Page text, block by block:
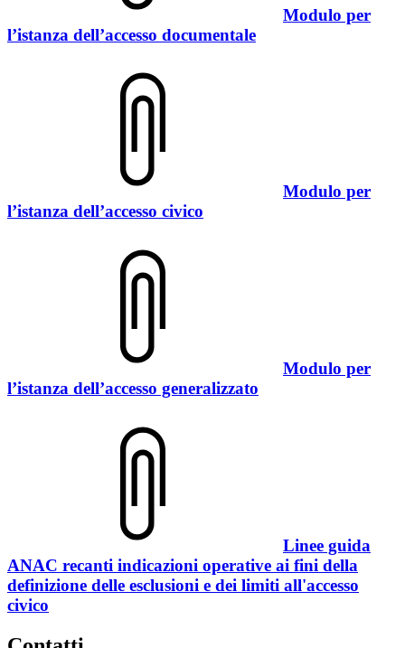
Modulo per
l’istanza dell’accesso documentale
Modulo per
l’istanza dell’accesso civico
Modulo per
l’istanza dell’accesso generalizzato
Linee guida
ANAC recanti indicazioni operative ai fini della
definizione delle esclusioni e dei limiti all'accesso
civico